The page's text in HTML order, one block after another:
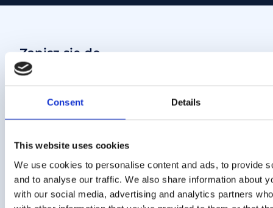
Consent Details
This website uses cookies
We use cookies to personalise content and ads, to provide
and to analyse our traffic. We also share information about
with our social media, advertising and analytics partners
Wyrażam zgodę na przetwarzanie moich danych
osobowych w postaci adresu e mail przez nazwa firmy
Zapisz się do
Newslettera
BĄDŹ ZAWSZE NA BIEŻĄCO